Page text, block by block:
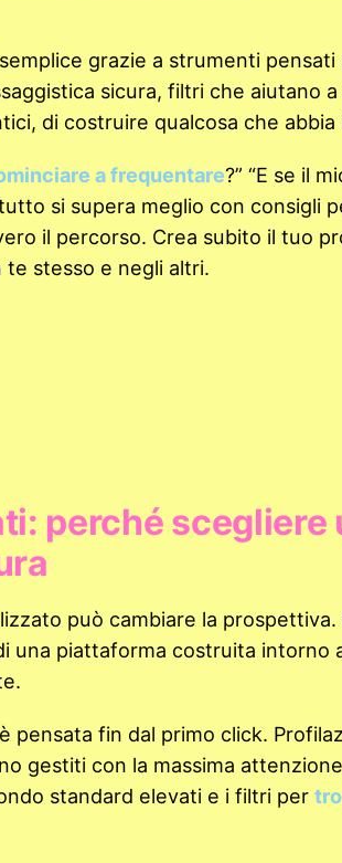
grazie a strumenti
sicura, filtri che aiutano
di costruire qualcosa che abbia
a frequentare?” “E se il
si supera meglio con consigli
il percorso. Crea subito il tuo
stesso e negli altri.
perché scegliere
può cambiare la
una piattaforma costruita intorno
pensata fin dal primo click.
gestiti con la massima
standard elevati e i filtri per